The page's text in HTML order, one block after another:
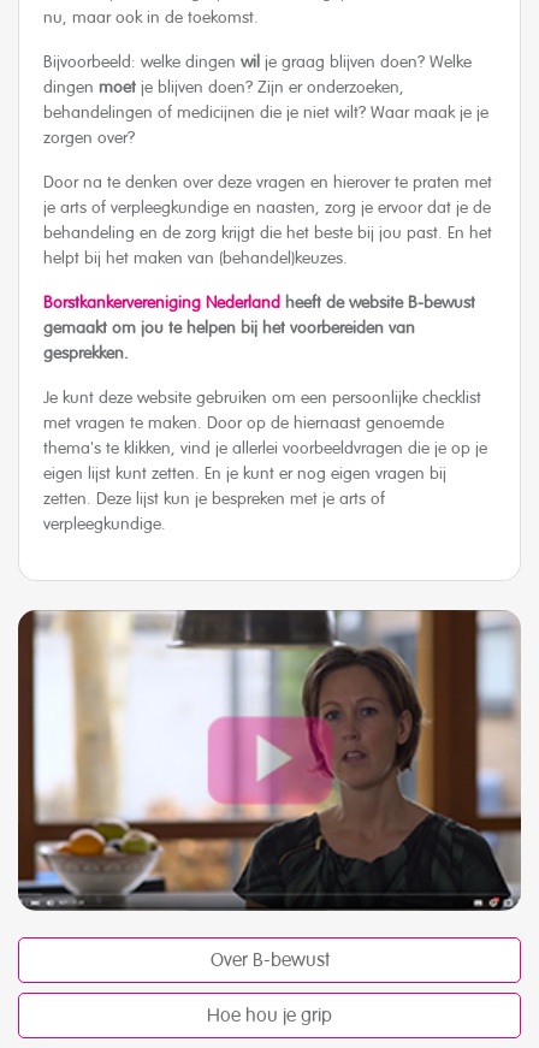
nu, maar ook in de toekomst.
Bijvoorbeeld: welke dingen wil je graag blijven doen? Welke
dingen moet je blijven doen? Zijn er onderzoeken,
behandelingen of medicijnen die je niet wilt? Waar maak je je
zorgen over?
Door na te denken over deze vragen en hierover te praten met
je arts of verpleegkundige en naasten, zorg je ervoor dat je de
behandeling en de zorg krijgt die het beste bij jou past. En het
helpt bij het maken van (behandel)keuzes.
Borstkankervereniging Nederland heeft de website B-bewust
gemaakt om jou te helpen bij het voorbereiden van
gesprekken.
Je kunt deze website gebruiken om een persoonlijke checklist
met vragen te maken. Door op de hiernaast genoemde
thema's te klikken, vind je allerlei voorbeeldvragen die je op je
eigen lijst kunt zetten. En je kunt er nog eigen vragen bij
zetten. Deze lijst kun je bespreken met je arts of
verpleegkundige.
Over B-bewust
Hoe hou je grip